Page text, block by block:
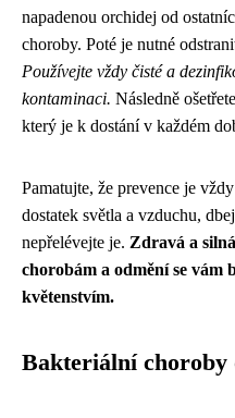
napadenou orchidej od
choroby. Poté je nutné
Používejte vždy čisté a
kontaminaci. Následně
který je k dostání v každém
Pamatujte, že prevence je
dostatek světla a vzduchu,
nepřelévejte je. Zdravá a
chorobám a odmění se
květenstvím.
Bakteriální choroby